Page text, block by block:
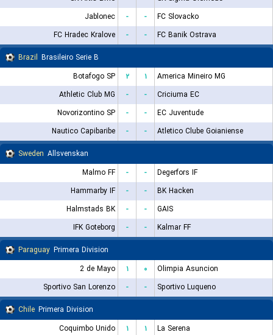
Jablonec
- -
FC Slovacko
FC Hradec Kralove
- -
FC Banik Ostrava
Brazil Brasileiro Serie B
Botafogo SP
۲ ۱
America Mineiro MG
Athletic Club MG
- -
Criciuma EC
Novorizontino SP
- -
EC Juventude
Nautico Capibaribe
- -
Atletico Clube Goianiense
Sweden Allsvenskan
Malmo FF
- -
Degerfors IF
Hammarby IF
- -
BK Hacken
Halmstads BK
- -
GAIS
IFK Goteborg
- -
Kalmar FF
Paraguay Primera Division
2 de Mayo
۱ ۰
Olimpia Asuncion
Sportivo San Lorenzo
- -
Sportivo Luqueno
Chile Primera Division
Coquimbo Unido
۱ ۱
La Serena